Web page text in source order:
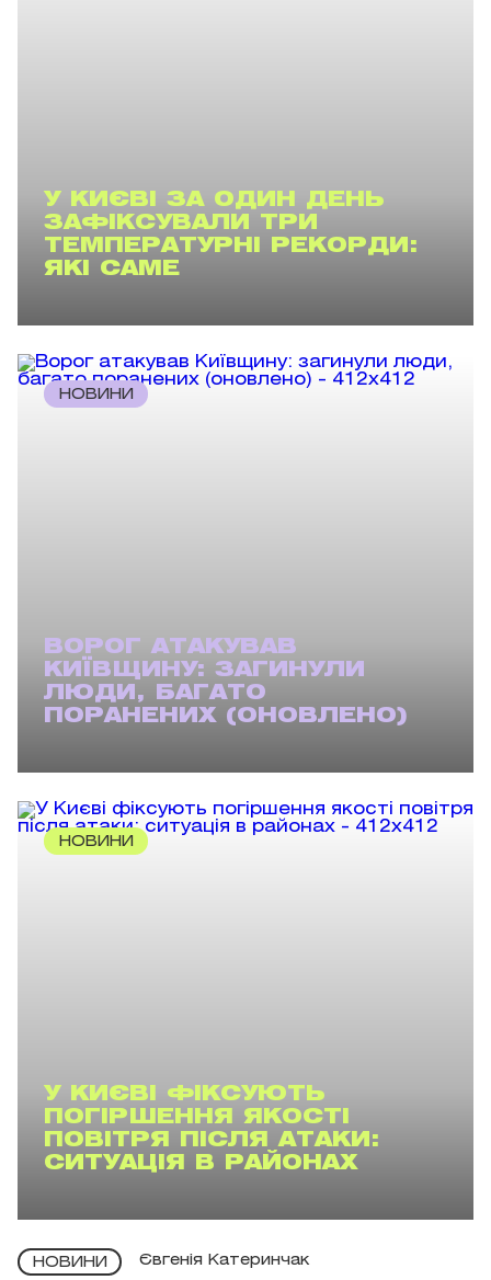
У КИЄВІ ЗА ОДИН ДЕНЬ
ЗАФІКСУВАЛИ ТРИ
ТЕМПЕРАТУРНІ РЕКОРДИ:
ЯКІ САМЕ
НОВИНИ
ВОРОГ АТАКУВАВ
КИЇВЩИНУ: ЗАГИНУЛИ
ЛЮДИ, БАГАТО
ПОРАНЕНИХ (ОНОВЛЕНО)
НОВИНИ
У КИЄВІ ФІКСУЮТЬ
ПОГІРШЕННЯ ЯКОСТІ
ПОВІТРЯ ПІСЛЯ АТАКИ:
СИТУАЦІЯ В РАЙОНАХ
НОВИНИ Євгенія Катеринчак